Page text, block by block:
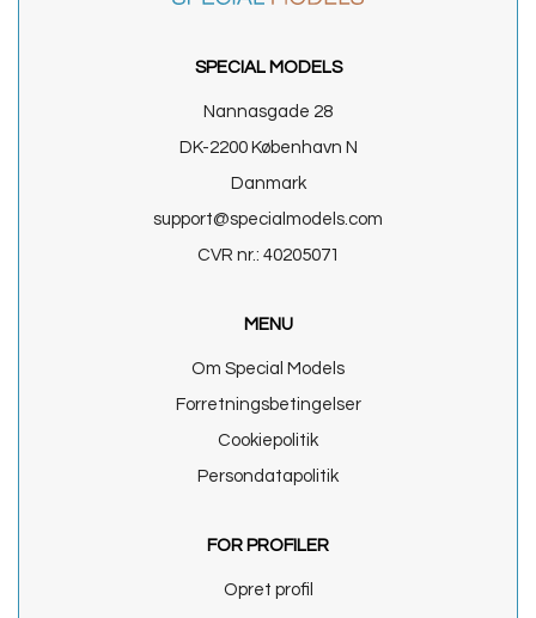
SPECIAL MODELS
Nannasgade 28
DK-2200 København N
Danmark
support@specialmodels.com
CVR nr.: 40205071
MENU
Om Special Models
Forretningsbetingelser
Cookiepolitik
Persondatapolitik
FOR PROFILER
Opret profil